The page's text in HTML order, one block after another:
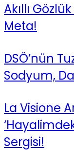
Akıllı
Meta!
DSÖ’nün
Sodyum,
La Visione
Sergisi!